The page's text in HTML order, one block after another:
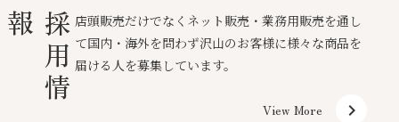
採
用
情
報
店頭販売だけでなくネット販売・業務用販売を通し
て国内・海外を問わず沢山のお客様に様々な商品を
届ける人を募集しています。
View More keyboard_arrow_right